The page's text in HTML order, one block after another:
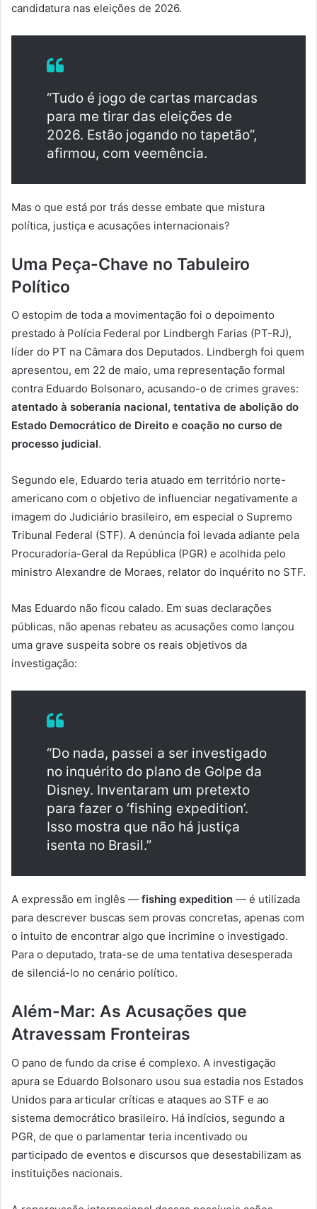
candidatura nas eleições de 2026.
“Tudo é jogo de cartas marcadas
para me tirar das eleições de
2026. Estão jogando no tapetão”,
afirmou, com veemência.
Mas o que está por trás desse embate que mistura
política, justiça e acusações internacionais?
Uma Peça-Chave no Tabuleiro
Político
O estopim de toda a movimentação foi o depoimento
prestado à Polícia Federal por Lindbergh Farias (PT-RJ),
líder do PT na Câmara dos Deputados. Lindbergh foi quem
apresentou, em 22 de maio, uma representação formal
contra Eduardo Bolsonaro, acusando-o de crimes graves:
atentado à soberania nacional, tentativa de abolição do
Estado Democrático de Direito e coação no curso de
processo judicial.
Segundo ele, Eduardo teria atuado em território norte-
americano com o objetivo de influenciar negativamente a
imagem do Judiciário brasileiro, em especial o Supremo
Tribunal Federal (STF). A denúncia foi levada adiante pela
Procuradoria-Geral da República (PGR) e acolhida pelo
ministro Alexandre de Moraes, relator do inquérito no STF.
Mas Eduardo não ficou calado. Em suas declarações
públicas, não apenas rebateu as acusações como lançou
uma grave suspeita sobre os reais objetivos da
investigação:
“Do nada, passei a ser investigado
no inquérito do plano de Golpe da
Disney. Inventaram um pretexto
para fazer o ‘fishing expedition’.
Isso mostra que não há justiça
isenta no Brasil.”
A expressão em inglês — fishing expedition — é utilizada
para descrever buscas sem provas concretas, apenas com
o intuito de encontrar algo que incrimine o investigado.
Para o deputado, trata-se de uma tentativa desesperada
de silenciá-lo no cenário político.
Além-Mar: As Acusações que
Atravessam Fronteiras
O pano de fundo da crise é complexo. A investigação
apura se Eduardo Bolsonaro usou sua estadia nos Estados
Unidos para articular críticas e ataques ao STF e ao
sistema democrático brasileiro. Há indícios, segundo a
PGR, de que o parlamentar teria incentivado ou
participado de eventos e discursos que desestabilizam as
instituições nacionais.